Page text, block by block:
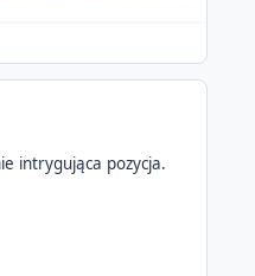
intrygująca pozycja.